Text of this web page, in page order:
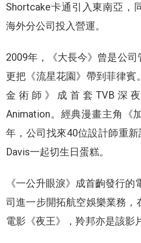
Shortcake卡通引入東南亞，
海外分公司投入營運。
2009年，《大長今》曾是公
更把《流星花園》帶到菲律賓
金術師》成首套TVB深
Animation。經典漫畫主角《
年，公司找來40位設計師重
Davis一起切生日蛋糕。
《一公升眼淚》成首齣發行的
司進一步開拓航空娛樂業務，
電影《夜王》，羚邦亦是該影